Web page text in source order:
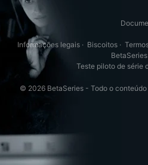
Informações legais · Biscoitos ·
Teste piloto de série
© 2026 BetaSeries - Todo o